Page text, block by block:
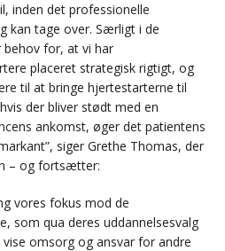
inden det professionelle
kan tage over. Særligt i de
for, at vi har
placeret strategisk rigtigt, og
til at bringe hjertestarterne til
der bliver stødt med en
ankomst, øger det patientens
siger Grethe Thomas, der
– og fortsætter:
vores fokus mod de
som qua deres uddannelsesvalg
omsorg og ansvar for andre